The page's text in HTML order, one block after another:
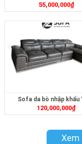
55,000,000₫
Sofa da bò nhập khẩu
ZDA034
120,000,000₫
Xem